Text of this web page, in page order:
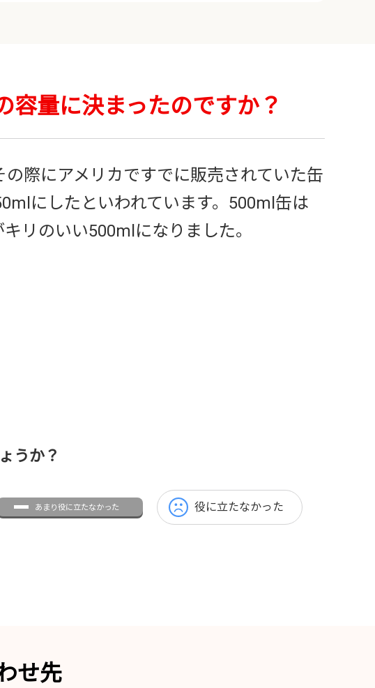
容量に決まったのですか？
際にアメリカですでに販売されていた缶
にしたといわれています。500ml缶は
リのいい500mlになりました。
うか？
あまり役に立たなかった 役に立たなかった
せ先